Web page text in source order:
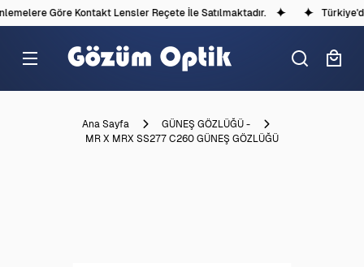
Göre Kontakt Lensler Reçete İle Satılmaktadır.
Ana Sayfa
GÜNEŞ GÖZLÜĞÜ -
MR X MRX SS277 C260 GÜNEŞ GÖZLÜĞÜ